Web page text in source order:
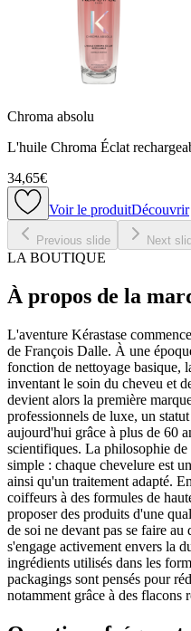
Chroma absolu
L'huile Chroma Éclat
34,65€
Voir le produitDécouvrir
Previous slide Next
LA BOUTIQUE
À propos de la
L'aventure Kérastase
de François Dalle. À une
fonction de nettoyage basique,
inventant le soin du cheveu et
devient alors la première
professionnels de luxe, un
aujourd'hui grâce à plus de 60
scientifiques. La philosophie
simple : chaque chevelure est
ainsi qu'un traitement adapté.
coiffeurs à des formules de
proposer des produits d'une
de soi ne devant pas se faire
s'engage activement envers la
ingrédients utilisés dans les
packagings sont pensés pour
notamment grâce à des flacons